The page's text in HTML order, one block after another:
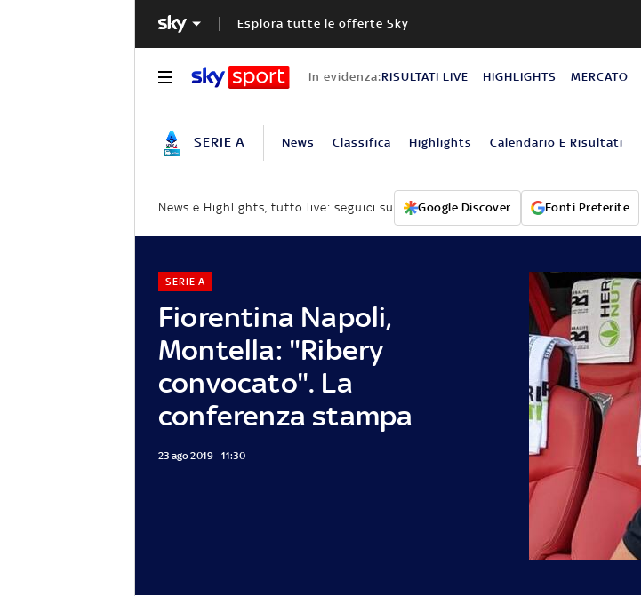
Esplora tutte le offerte Sky
In evidenza:RISULTATI LIVE HIGHLIGHTS MERCATO
SERIE A News Classifica Highlights Calendario E Risultati
News e Highlights, tutto live: seguici su Google Discover Fonti Preferite
Fiorentina Napoli,
Montella: "Ribery
convocato". La
conferenza stampa
SERIE A
23 ago 2019 - 11:30